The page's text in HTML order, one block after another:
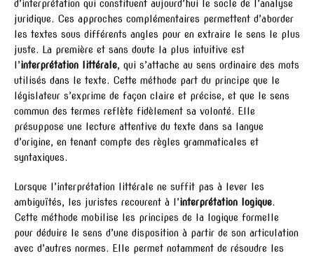
d’interprétation qui constituent aujourd’hui le socle de l’analyse
juridique. Ces approches complémentaires permettent d’aborder
les textes sous différents angles pour en extraire le sens le plus
juste. La première et sans doute la plus intuitive est
l’interprétation littérale, qui s’attache au sens ordinaire des mots
utilisés dans le texte. Cette méthode part du principe que le
législateur s’exprime de façon claire et précise, et que le sens
commun des termes reflète fidèlement sa volonté. Elle
présuppose une lecture attentive du texte dans sa langue
d’origine, en tenant compte des règles grammaticales et
syntaxiques.
Lorsque l’interprétation littérale ne suffit pas à lever les
ambiguïtés, les juristes recourent à l’interprétation logique.
Cette méthode mobilise les principes de la logique formelle
pour déduire le sens d’une disposition à partir de son articulation
avec d’autres normes. Elle permet notamment de résoudre les